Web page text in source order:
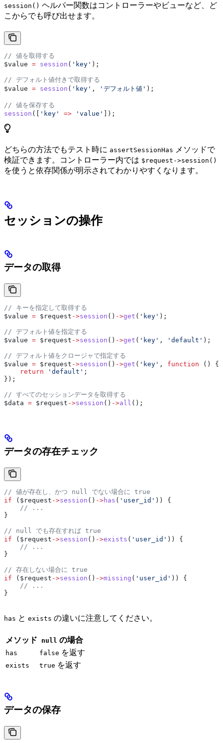
session() ヘルパー関数はコントローラーやビューなど、ど
こからでも呼び出せます。
// 値を取得する
$value = session ( 'key' );
// デフォルト値付きで取得する
$value = session ( 'key' , 'デフォルト値' );
// 値を保存する
session ([ 'key' => 'value' ]);
どちらの方法でもテスト時に assertSessionHas メソッドで
検証できます。コントローラー内では $request->session()
を使うと依存関係が明示されてわかりやすくなります。
セッションの操作
データの取得
// キーを指定して取得する
$value = $request ->session () ->get ( 'key' );
// デフォルト値を指定する
$value = $request ->session () ->get ( 'key' , 'default' );
// デフォルト値をクロージャで指定する
$value = $request ->session () ->get ( 'key' , function () {
    return
'default' ;
});
// すべてのセッションデータを取得する
$data = $request ->session () ->all ();
データの存在チェック
// 値が存在し、かつ null でない場合に true
if ( $request ->session () ->has ( 'user_id' )) {
    // ...
}
// null でも存在すれば true
if ( $request ->session () ->exists ( 'user_id' )) {
    // ...
}
// 存在しない場合に true
if ( $request ->session () ->missing ( 'user_id' )) {
    // ...
}
has と exists の違いに注意してください。
メソッド null の場合
has false を返す
exists true を返す
データの保存